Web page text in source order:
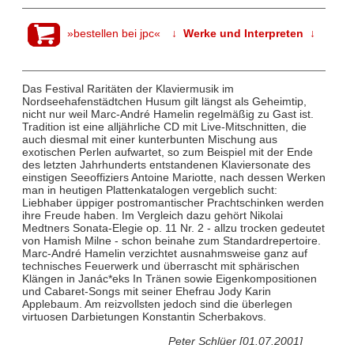
»bestellen bei jpc« ↓ Werke und Interpreten ↓
Das Festival Raritäten der Klaviermusik im
Nordseehafenstädtchen Husum gilt längst als Geheimtip,
nicht nur weil Marc-André Hamelin regelmäßig zu Gast ist.
Tradition ist eine alljährliche CD mit Live-Mitschnitten, die
auch diesmal mit einer kunterbunten Mischung aus
exotischen Perlen aufwartet, so zum Beispiel mit der Ende
des letzten Jahrhunderts entstandenen Klaviersonate des
einstigen Seeoffiziers Antoine Mariotte, nach dessen Werken
man in heutigen Plattenkatalogen vergeblich sucht:
Liebhaber üppiger postromantischer Prachtschinken werden
ihre Freude haben. Im Vergleich dazu gehört Nikolai
Medtners Sonata-Elegie op. 11 Nr. 2 - allzu trocken gedeutet
von Hamish Milne - schon beinahe zum Standardrepertoire.
Marc-André Hamelin verzichtet ausnahmsweise ganz auf
technisches Feuerwerk und überrascht mit sphärischen
Klängen in Janác*eks In Tränen sowie Eigenkompositionen
und Cabaret-Songs mit seiner Ehefrau Jody Karin
Applebaum. Am reizvollsten jedoch sind die überlegen
virtuosen Darbietungen Konstantin Scherbakovs.
Peter Schlüer [01.07.2001]